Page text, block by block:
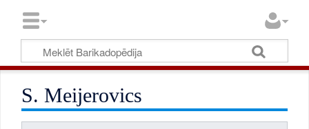
S. Meijerovics